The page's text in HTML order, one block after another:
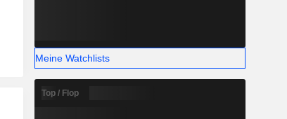
Meine Watchlists
Top / Flop